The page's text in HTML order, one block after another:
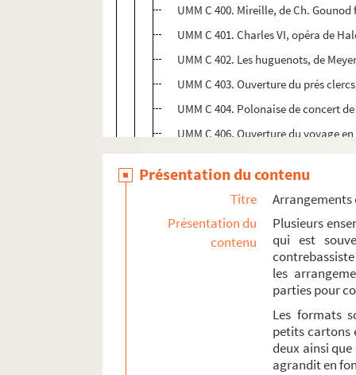
UMM C 400. Mireille, de Ch.
UMM C 401. Charles VI, opéra de
UMM C 402. Les huguenots, de
UMM C 403. Ouverture du prés
UMM C 404. Polonaise de concert
UMM C 406. Ouverture du voyage
UMM C 405. Le voyage en chine,
UMM C 408. Les noces de Jeannette
UMM C 407. Ouverture du jeune
Petits conducteurs imprimés
Grands conducteurs imprimés
Suites pour harmonies et fanfares
Symphonies et poèmes symphoniques
Présentation du contenu
Titre
Arrangements
Présentation du
contenu
Plusieurs
qui est
les
parties pour
Les formats
petits cartons
deux ainsi
agrandit en